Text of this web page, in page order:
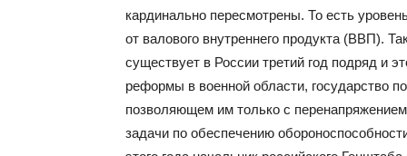
кардинально пересмотрены. То есть
от валового внутреннего продукта (ВВП).
существует в России третий год подряд и
реформы в военной области, государство
позволяющем им только с
задачи по обеспечению